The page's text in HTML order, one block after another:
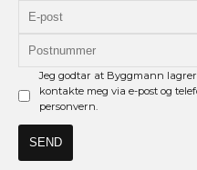
Jeg godtar at Byggmann
kontakte meg via e-post og
personvern.